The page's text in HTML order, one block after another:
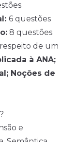
6 questões
8 questões
de um
à ANA;
Noções de
e